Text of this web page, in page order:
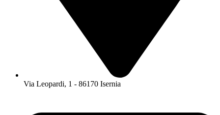
Via Leopardi, 1 - 86170 Isernia